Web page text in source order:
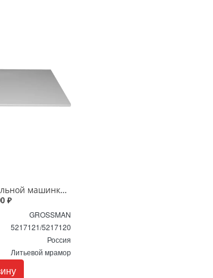
Раковина над стиральной машинкой МАРСАЛ 120 х 48 см L/R белая с кронштейном 5217121/5217120
₽
GROSSMAN
5217121/5217120
Россия
Литьевой мрамор